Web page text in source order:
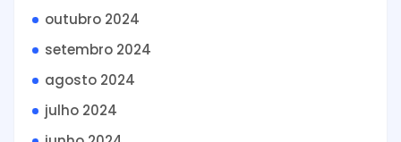
outubro 2024
setembro 2024
agosto 2024
julho 2024